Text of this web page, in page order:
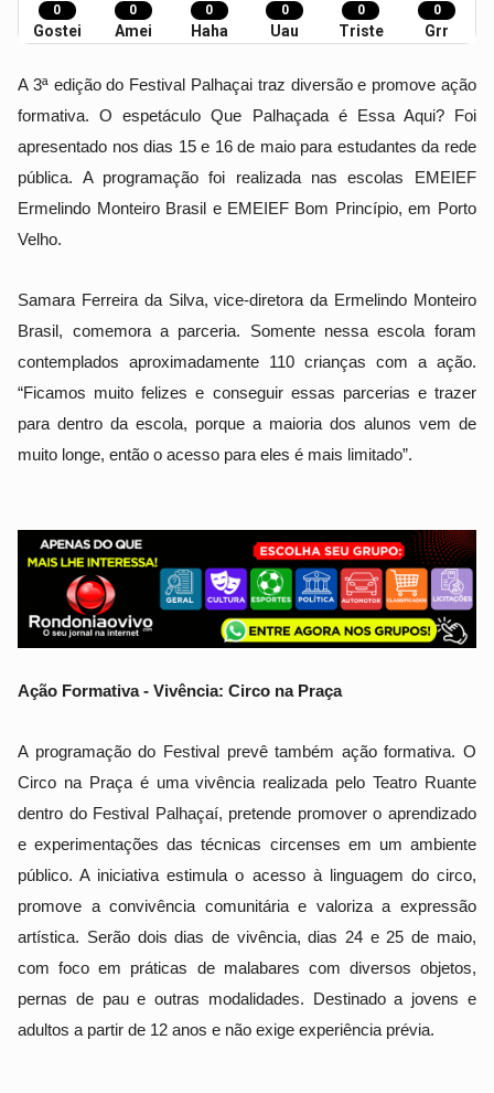
0
Gostei
0
Amei
0
Haha
0
Uau
0
Triste
0
Grr
A 3ª edição do Festival Palhaçai traz diversão e promove ação
formativa. O espetáculo Que Palhaçada é Essa Aqui? Foi
apresentado nos dias 15 e 16 de maio para estudantes da rede
pública. A programação foi realizada nas escolas EMEIEF
Ermelindo Monteiro Brasil e EMEIEF Bom Princípio, em Porto
Velho.
Samara Ferreira da Silva, vice-diretora da Ermelindo Monteiro
Brasil, comemora a parceria. Somente nessa escola foram
contemplados aproximadamente 110 crianças com a ação.
“Ficamos muito felizes e conseguir essas parcerias e trazer
para dentro da escola, porque a maioria dos alunos vem de
muito longe, então o acesso para eles é mais limitado”.
Ação Formativa - Vivência: Circo na Praça
A programação do Festival prevê também ação formativa. O
Circo na Praça é uma vivência realizada pelo Teatro Ruante
dentro do Festival Palhaçaí, pretende promover o aprendizado
e experimentações das técnicas circenses em um ambiente
público. A iniciativa estimula o acesso à linguagem do circo,
promove a convivência comunitária e valoriza a expressão
artística. Serão dois dias de vivência, dias 24 e 25 de maio,
com foco em práticas de malabares com diversos objetos,
pernas de pau e outras modalidades. Destinado a jovens e
adultos a partir de 12 anos e não exige experiência prévia.